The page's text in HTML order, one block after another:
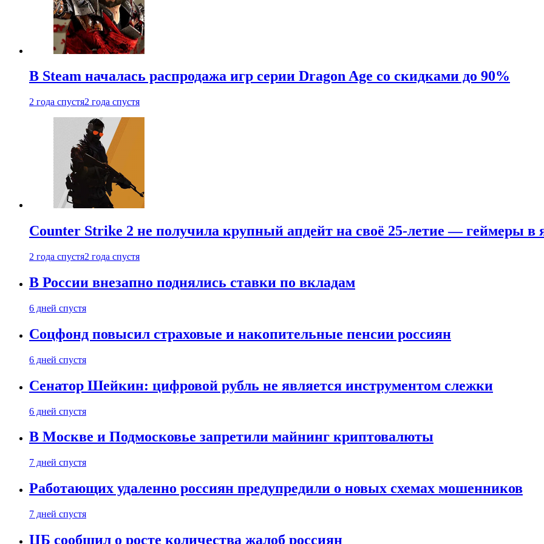
В Steam началась распродажа игр серии Dragon Age со скидками до 90%
2 года спустя2 года спустя
Counter Strike 2 не получила крупный апдейт на своё 25-летие — геймеры в
2 года спустя2 года спустя
В России внезапно поднялись ставки по вкладам
6 дней спустя
Соцфонд повысил страховые и накопительные пенсии россиян
6 дней спустя
Сенатор Шейкин: цифровой рубль не является инструментом слежки
6 дней спустя
В Москве и Подмосковье запретили майнинг криптовалюты
7 дней спустя
Работающих удаленно россиян предупредили о новых схемах мошенников
7 дней спустя
ЦБ сообщил о росте количества жалоб россиян